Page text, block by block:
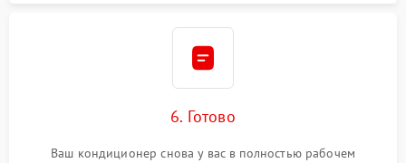
6. Готово
Ваш кондиционер снова у вас в полностью рабочем